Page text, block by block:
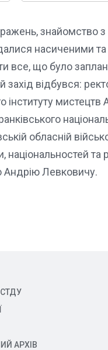
знайомство з
насиченими
все, що було
відбувся:
обласній
національностей
Андрію Левковичу.
АРХІВ